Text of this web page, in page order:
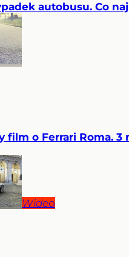
autobusu. Co
film o Ferrari Roma. 3
Wideo